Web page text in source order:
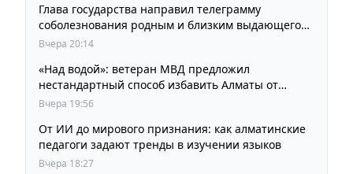
Глава государства направил телеграмму
соболезнования родным и близким выдающегося
кинорежиссера Ардака Амиркулова
Вчера 20:14
«Над водой»: ветеран МВД предложил
нестандартный способ избавить Алматы от
пробок и смога
Вчера 19:56
От ИИ до мирового признания: как алматинские
педагоги задают тренды в изучении языков
Вчера 18:27